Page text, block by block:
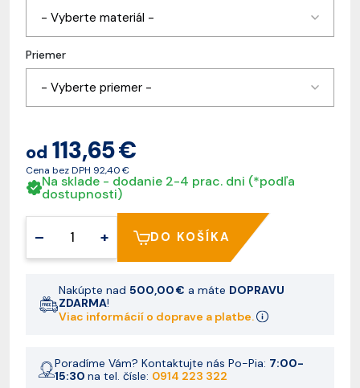
- Vyberte materiál -
Priemer
- Vyberte priemer -
od 113,65 €
Cena bez DPH 92,40 €
Na sklade - dodanie 2-4 prac. dni (*podľa
dostupnosti)
– + DO KOŠÍKA
Nakúpte nad 500,00 € a máte DOPRAVU
ZDARMA!
Viac informácií o doprave a platbe.
Poradíme Vám? Kontaktujte nás Po-Pia: 7:00-
15:30 na tel. čísle: 0914 223 322